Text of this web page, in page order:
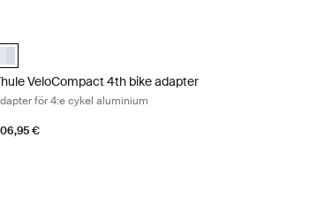
(selected)
VeloCompact 4th bike adapter
för 4:e cykel aluminium
€